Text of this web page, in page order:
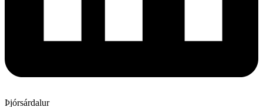
Þjórsárdalur